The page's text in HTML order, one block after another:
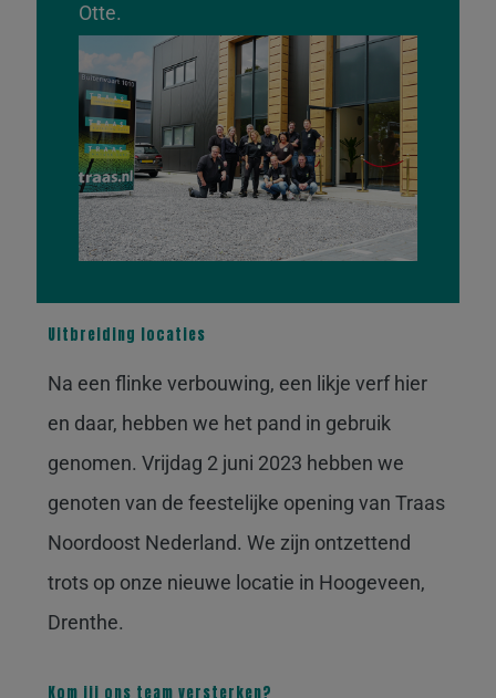
Otte.
Uitbreiding locaties
Na een flinke verbouwing, een likje verf hier
en daar, hebben we het pand in gebruik
genomen. Vrijdag 2 juni 2023 hebben we
genoten van de feestelijke opening van Traas
Noordoost Nederland. We zijn ontzettend
trots op onze nieuwe locatie in Hoogeveen,
Drenthe.
Kom jij ons team versterken?